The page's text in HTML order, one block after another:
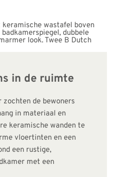
in de ruimte
zochten de bewoners
in materiaal en
keramische wanden te
vloertinten en een
een rustige,
met een